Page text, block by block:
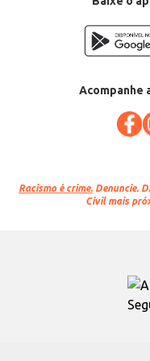
Acompanhe
Racismo é crime. Denuncie.
Civil mais